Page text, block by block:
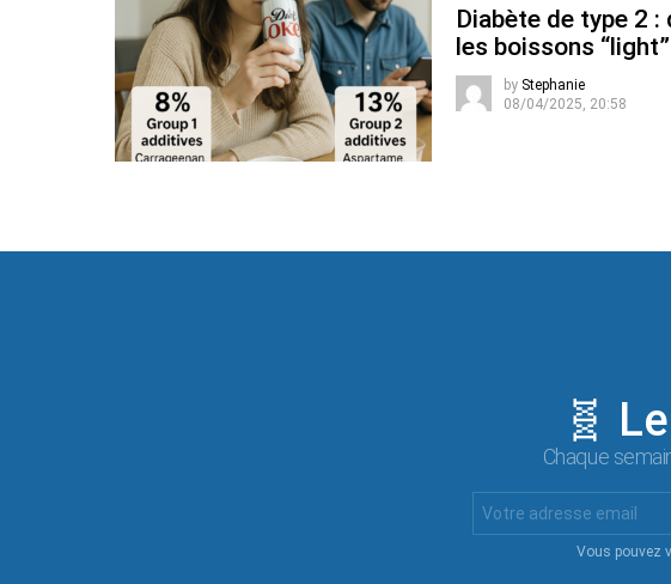
Diabète de type 2
les boissons
by Stephanie
08/04/2025, 20:58
🧬
Chaque
Email
:
Vous pouvez